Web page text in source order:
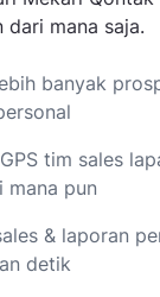
dari mana saja.
banyak
tim sales
mana pun
& laporan
detik